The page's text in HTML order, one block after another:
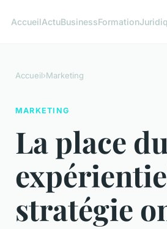
AccueilActuBusinessFormation
Accueil›Marketing
MARKETING
La place
stratégie